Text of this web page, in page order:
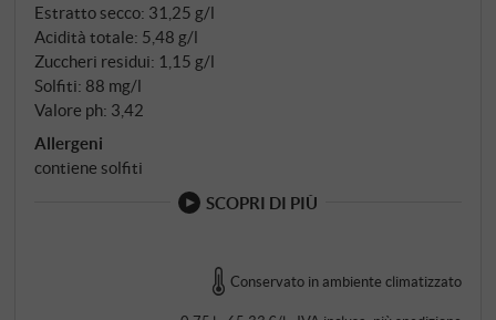
Estratto secco: 31,25 g/l
Acidità totale: 5,48 g/l
Zuccheri residui: 1,15 g/l
Solfiti: 88 mg/l
Valore ph: 3,42
Allergeni
contiene solfiti
SCOPRI DI PIÙ
Conservato in ambiente climatizzato